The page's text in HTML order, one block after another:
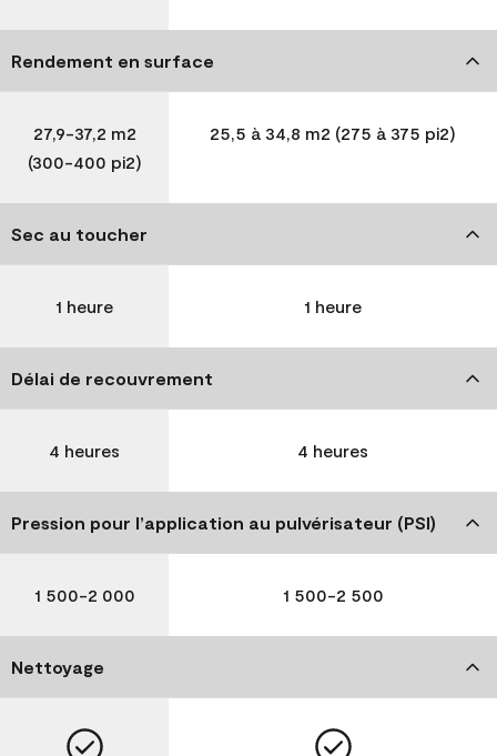
Rendement en surface
27,9-37,2 m2
(300-400 pi2)
25,5 à 34,8 m2 (275 à 375 pi2)
Sec au toucher
1 heure 1 heure
Délai de recouvrement
4 heures 4 heures
Pression pour l’application au pulvérisateur (PSI)
1 500-2 000 1 500-2 500
Nettoyage